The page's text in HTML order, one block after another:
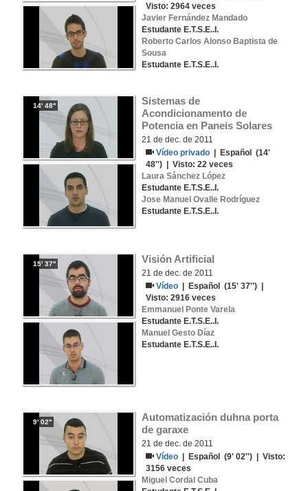
Visto:2964 veces
Javier Fernández Mandado
Estudante E.T.S.E..I.
Roberto Carlos Alonso Baptista de
Sousa
Estudante E.T.S.E..I.
14' 48''
Sistemas de
Acondicionamento de
Potencia en Paneis Solares
21 de dec. de 2011
Vídeo privado
Español
(14'
48'') | Visto:22 veces
Laura Sánchez López
Estudante E.T.S.E..I.
Jose Manuel Ovalle Rodríguez
Estudante E.T.S.E..I.
15' 37'' Visión Artificial
21 de dec. de 2011
Vídeo
Español
(15' 37'') |
Visto:2916 veces
Emmanuel Ponte Varela
Estudante E.T.S.E..I.
Manuel Gesto Díaz
Estudante E.T.S.E..I.
9' 02''
Automatización duhna porta
de garaxe
21 de dec. de 2011
Vídeo
Español
(9' 02'') | Visto:
3156 veces
Miguel Cordal Cuba